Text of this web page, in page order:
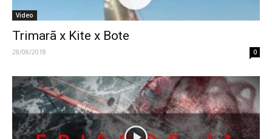
Video
Trimarã x Kite x Bote
28/08/2018 0